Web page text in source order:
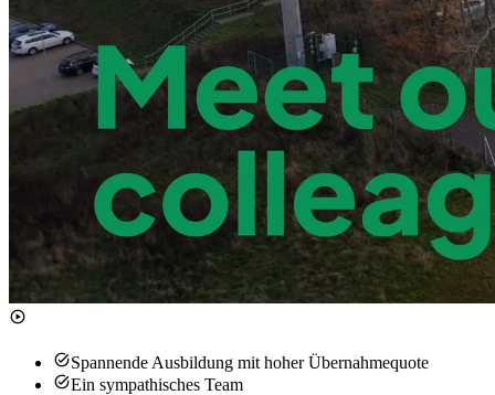
Spannende Ausbildung mit hoher Übernahmequote
Ein sympathisches Team